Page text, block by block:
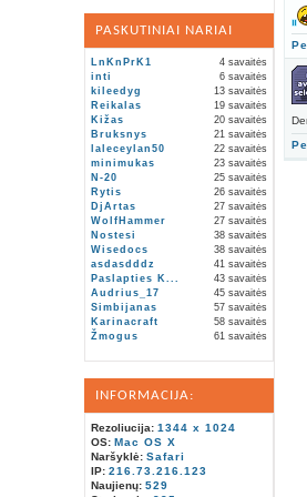
PASKUTINIAI NARIAI
LnKnPrK1
4 savaitės
inti
6 savaitės
kileedyg
13 savaitės
Reikalas
19 savaitės
Kižas
20 savaitės
Bruksnys
21 savaitės
laleceylan50
22 savaitės
minimukas
23 savaitės
N-20
25 savaitės
Rytis
26 savaitės
DjArtas
27 savaitės
WolfHammer
27 savaitės
Nostesi
38 savaitės
Wisedocs
38 savaitės
asdasdddz
41 savaitės
Paslapties K...
43 savaitės
Audrius_17
45 savaitės
Simbijanas
57 savaitės
Karinacraft
58 savaitės
Žmogus
61 savaitės
INFORMACIJA:
Rezoliucija: 1344 x 1024
OS: Mac OS X
Naršyklė: Safari
IP: 216.73.216.123
Naujienų: 529